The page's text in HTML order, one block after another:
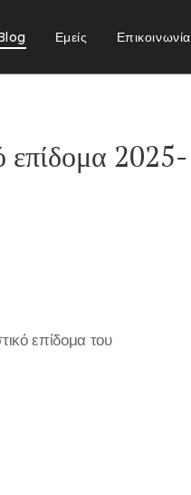
Εμείς Επικοινωνία
επίδομα 2025-
επίδομα του